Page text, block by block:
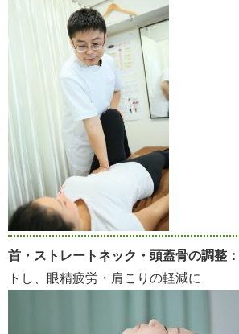
首・ストレートネック・頭蓋骨の調整：
トし、眼精疲労・肩こりの軽減に